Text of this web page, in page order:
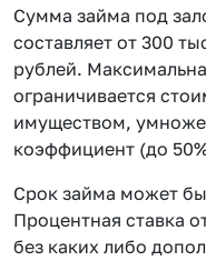
Сумма займа под
составляет от 300
рублей.
ограничивается
имуществом,
коэффициент (до
Срок займа может
Процентная ставка
без каких либо